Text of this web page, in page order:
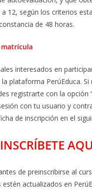
12, según los criterios
de 48 horas.
interesados en
plataforma PerúEduca. Si
registrarte con la opción
con tu usuario y
de inscripción en el
INSCRÍBETE
de preinscribirse al
actualizados en